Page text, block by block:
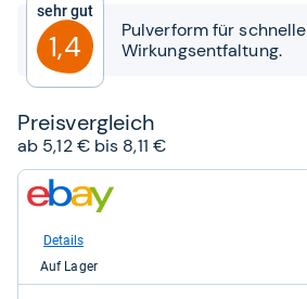
Sternen
Sehr gut
1,4
Pulverform für schnelle
Wirkungsentfaltung.
Preis­ver­gleich
ab 5,12 € bis 8,11 €
zum
Shop:
eBay
5,12
kaufen.
Details
Auf Lager